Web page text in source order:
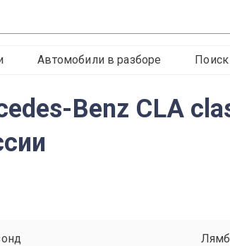
Автомобили в разборе Поиск
Benz CLA